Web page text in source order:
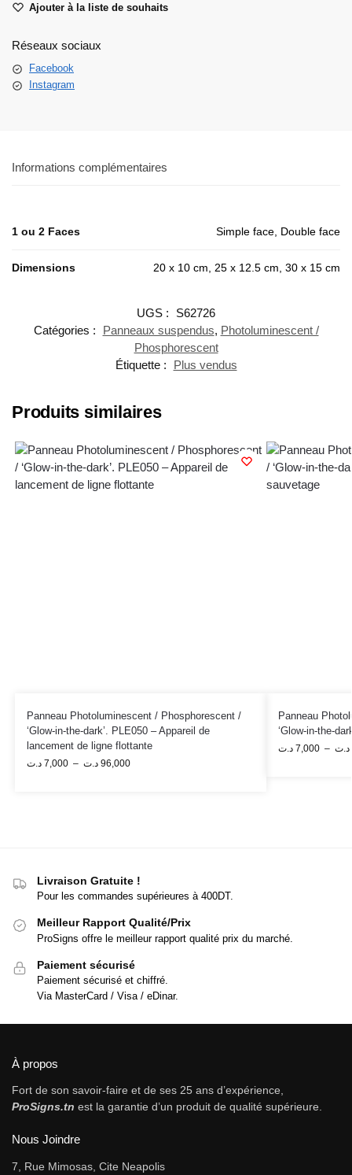
Ajouter à la liste de souhaits
Réseaux sociaux
Facebook
Instagram
Informations complémentaires
1 ou 2 Faces Simple face, Double face
Dimensions 20 x 10 cm, 25 x 12.5 cm, 30 x 15 cm
UGS :
S62726
Catégories :
Panneaux suspendus, Photoluminescent /
Phosphorescent
Étiquette :
Plus vendus
Produits similaires
Panneau Photoluminescent / Phosphorescent /
‘Glow-in-the-dark’. PLE050 – Appareil de
lancement de ligne flottante
7,000 د.ت – 96,000 د.ت
Panneau
‘Glow-in-the-
7,000 د.ت – د.ت
Livraison Gratuite !
Pour les commandes supérieures à 400DT.
Meilleur Rapport Qualité/Prix
ProSigns offre le meilleur rapport qualité prix du marché.
Paiement sécurisé
Paiement sécurisé et chiffré.
Via MasterCard / Visa / eDinar.
À propos
Fort de son savoir-faire et de ses 25 ans d’expérience,
ProSigns.tn est la garantie d’un produit de qualité supérieure.
Nous Joindre
7, Rue Mimosas, Cite Neapolis